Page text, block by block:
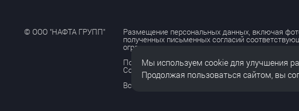
© ООО "НАФТА ГРУПП" Размещение персональных данных, включая
полученных письменных согласий
ограничено и допускается только с разрешения
Политика обработки персональных данных
Согласие на обработку персональных данных
Все права защищены
Мы используем cookie для улучшения
Продолжая пользоваться сайтом, вы